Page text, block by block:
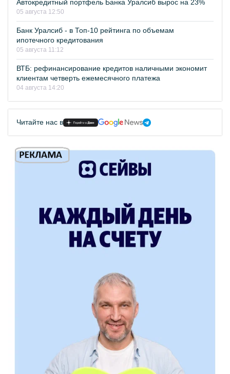
Автокредитный портфель Банка Уралсиб вырос на 23%
05 августа 12:50
Банк Уралсиб - в Топ-10 рейтинга по объемам
ипотечного кредитования
05 августа 11:12
ВТБ: рефинансирование кредитов наличными экономит
клиентам четверть ежемесячного платежа
04 августа 14:20
Читайте нас в